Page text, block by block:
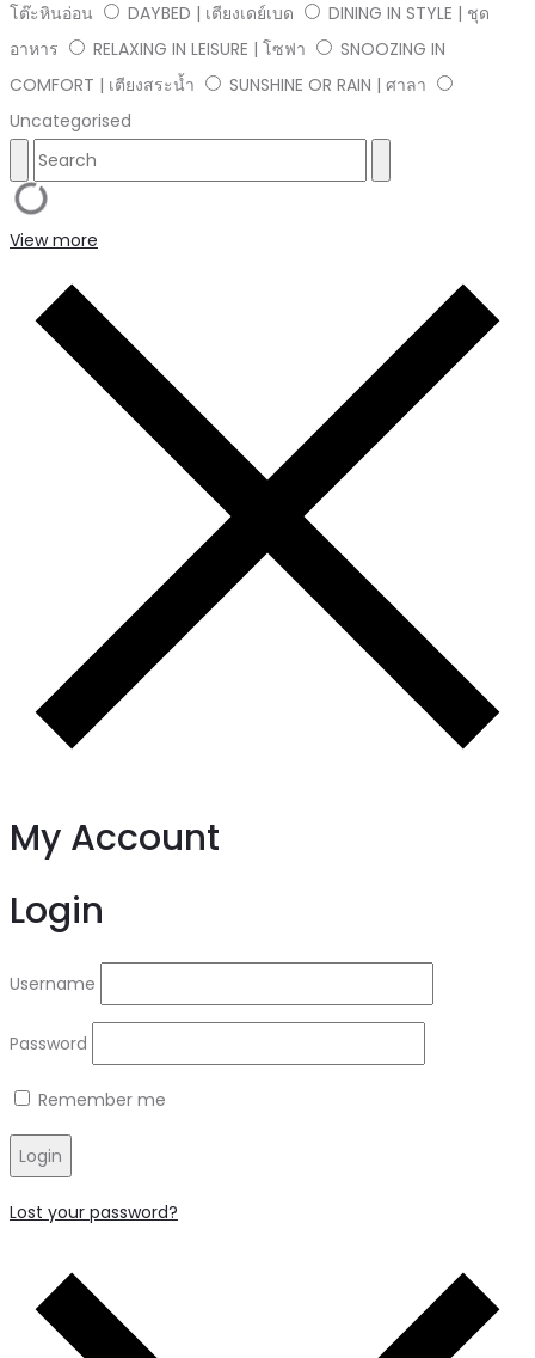
โต๊ะหินอ่อน
DAYBED | เตียงเดย์เบด
DINING IN STYLE | ชุด
อาหาร
RELAXING IN LEISURE | โซฟา
SNOOZING IN
COMFORT | เตียงสระน้ำ
SUNSHINE OR RAIN | ศาลา
Uncategorised
View more
My Account
Login
Username
Password
Remember me
Login
Lost your password?